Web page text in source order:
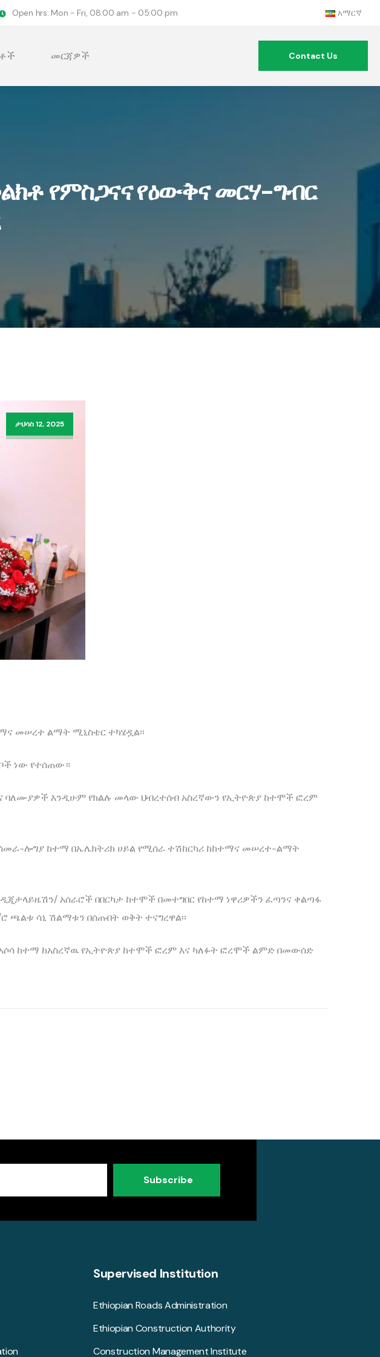
Open hrs: Mon - Fri, 08:00 am - 05:00 pm አማርኛ
መርጃዎች Contact Us
የምስጋናና የዕውቅና መርሃ-ግብር
ታህሳስ 12, 2025
መሠረተ ልማት ሚኒስቴር ተካሄዷል፡፡
ነው የተሰጠው።
ባለሙያዎች እንዲሁም የክልሉ መላው ህብረተሰብ አስረኛውን የኢትዮጵያ ከተሞች ፎረም
ሎግያ ከተማ በኤሌክትሪክ ሀይል የሚሰራ ተሽከርካሪ ከከተማና መሠረተ-ልማት
አሰራሮች በበርካታ ከተሞች በመተግበር የከተማ ነዋሪዎችን ፈጣንና ቀልጣፋ
ጫልቱ ሳኒ ሽልማቱን በሰጡበት ወቅት ተናግረዋል፡፡
ከተማ ከአስረኛዉ የኢትዮጵያ ከተሞች ፎረም እና ካለፉት ፎረሞች ልምድ በመውሰድ
Subscribe
Supervised Institution
Ethiopian Roads Administration
Ethiopian Construction Authority
Construction Management Institute